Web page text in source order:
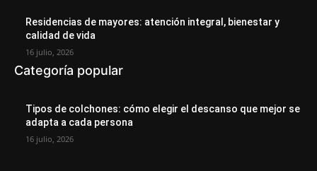
Residencias de mayores: atención integral, bienestar y
calidad de vida
16 julio, 2026
Categoría popular
Tipos de colchones: cómo elegir el descanso que mejor se
adapta a cada persona
16 julio, 2026